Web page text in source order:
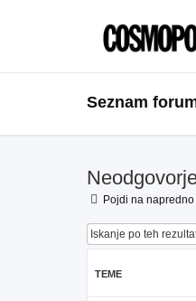
Seznam
Pojdi na
TEME